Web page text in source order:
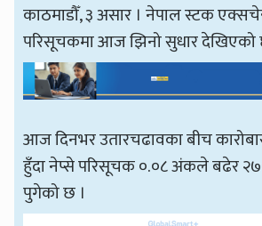
काठमाडौँ, ३ असार । नेपाल स्टक
परिसूचकमा आज झिनो सुधार देखिएको
आज दिनभर उतारचढावका बीच
हुँदा नेप्से परिसूचक ०.०८ अंकले बढेर
पुगेको छ ।